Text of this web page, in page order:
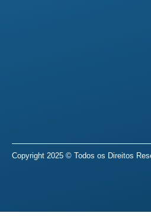
Copyright 2025 © Todos os Direitos